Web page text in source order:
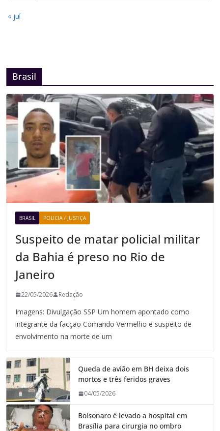
« jul
Brasil
BRASIL POLICIA / JUSTIÇA
Suspeito de matar policial militar
da Bahia é preso no Rio de
Janeiro
22/05/2026 Redação
Imagens: Divulgação SSP Um homem apontado como
integrante da facção Comando Vermelho e suspeito de
envolvimento na morte de um
Queda de avião em BH deixa dois
mortos e três feridos graves
04/05/2026
Bolsonaro é levado a hospital em
Brasília para cirurgia no ombro